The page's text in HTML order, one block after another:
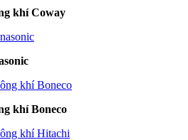
khí Coway
khí Boneco